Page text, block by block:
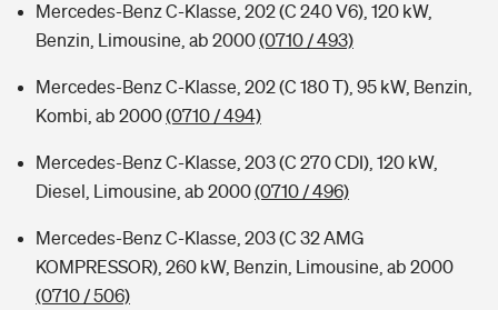
Mercedes-Benz C-Klasse, 202 (C 240 V6), 120 kW,
Benzin, Limousine, ab 2000(0710 / 493)
Mercedes-Benz C-Klasse, 202 (C 180 T), 95 kW, Benzin,
Kombi, ab 2000(0710 / 494)
Mercedes-Benz C-Klasse, 203 (C 270 CDI), 120 kW,
Diesel, Limousine, ab 2000(0710 / 496)
Mercedes-Benz C-Klasse, 203 (C 32 AMG
KOMPRESSOR), 260 kW, Benzin, Limousine, ab 2000
(0710 / 506)